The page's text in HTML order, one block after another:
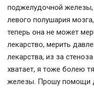
поджелудочной железы,
левого полушария
теперь она не может
лекарство, мерить
лекарства, из за
хватает, я тоже болею
железы. Прошу помощи